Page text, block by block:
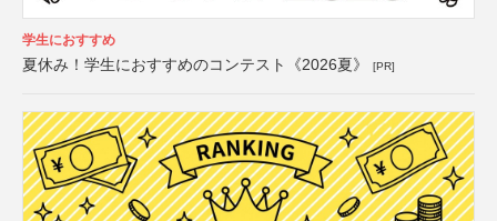
学生におすすめ
夏休み！学生におすすめのコンテスト《2026夏》 [PR]